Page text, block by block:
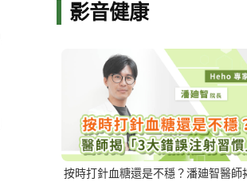
影音健康
按時打針血糖還是不穩？潘廸智醫師